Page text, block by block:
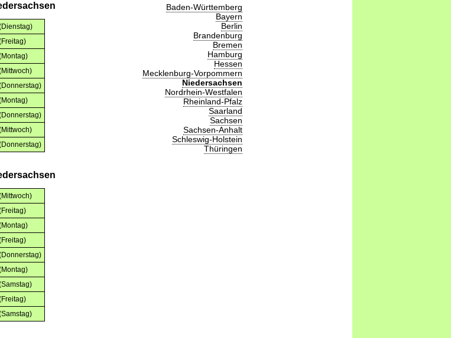
Baden-Württemberg
Bayern
Berlin
Brandenburg
Bremen
Hamburg
Hessen
Mecklenburg-Vorpommern
Niedersachsen
Nordrhein-Westfalen
Rheinland-Pfalz
Saarland
Sachsen
Sachsen-Anhalt
Schleswig-Holstein
Thüringen